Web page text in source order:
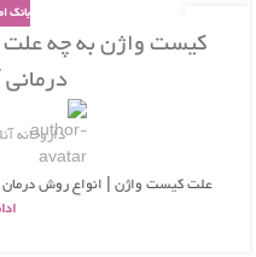
26
بانک
کیست واژن به چه علت
داروخانه
علت کیست واژن | انواع روش